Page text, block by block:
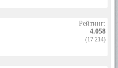
Рейтинг:
4.058
(17 214)